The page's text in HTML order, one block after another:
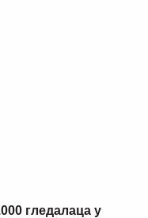
гледалаца у